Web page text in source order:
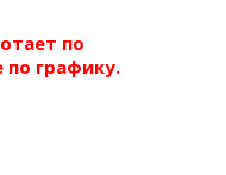
по
по графику.